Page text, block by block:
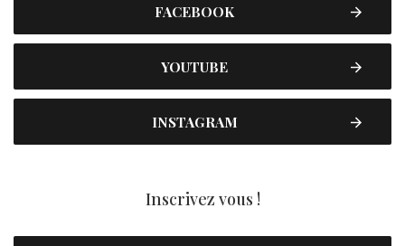
FACEBOOK
YOUTUBE
INSTAGRAM
Inscrivez vous !